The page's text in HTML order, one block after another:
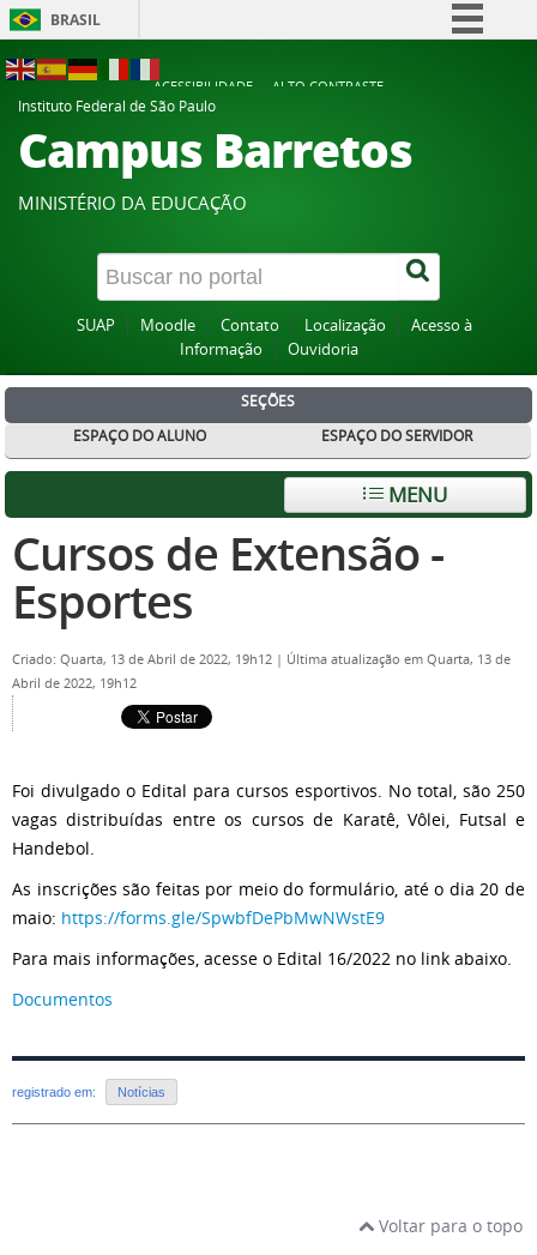
BRASIL
Participe
Acesso à informação
Canais
ACESSIBILIDADE
ALTO CONTRASTE
Instituto Federal de São Paulo
Campus Barretos
MINISTÉRIO DA EDUCAÇÃO
SUAP Moodle Contato Localização
Acesso à
Informação
Ouvidoria
SEÇÕES
ESPAÇO DO ALUNO
ESPAÇO DO SERVIDOR
MENU
Cursos de Extensão -
Esportes
Criado: Quarta, 13 de Abril de 2022, 19h12 | Última atualização em Quarta, 13 de
Abril de 2022, 19h12
Foi divulgado o Edital para cursos esportivos. No total, são 250
vagas distribuídas entre os cursos de Karatê, Vôlei, Futsal e
Handebol.
As inscrições são feitas por meio do formulário, até o dia 20 de
maio: https://forms.gle/SpwbfDePbMwNWstE9
Para mais informações, acesse o Edital 16/2022 no link abaixo.
Documentos
registrado em: Notícias
Voltar para o topo